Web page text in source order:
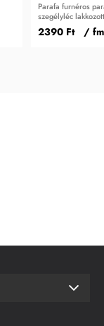
Parafa furnéros
szegélyléc
mm
2390 Ft / fm